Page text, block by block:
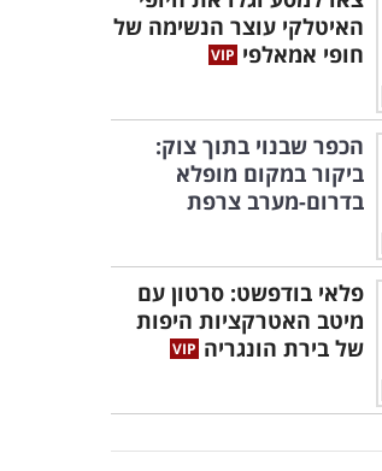
האיטלקי עוצר הנשימה של
חופי אמאלפי
הכפר שבנוי בתוך צוק:
ביקור במקום מופלא
בדרום-מערב צרפת
פלאי בודפשט: סרטון עם
מיטב האטרקציות היפות
של בירת הונגריה